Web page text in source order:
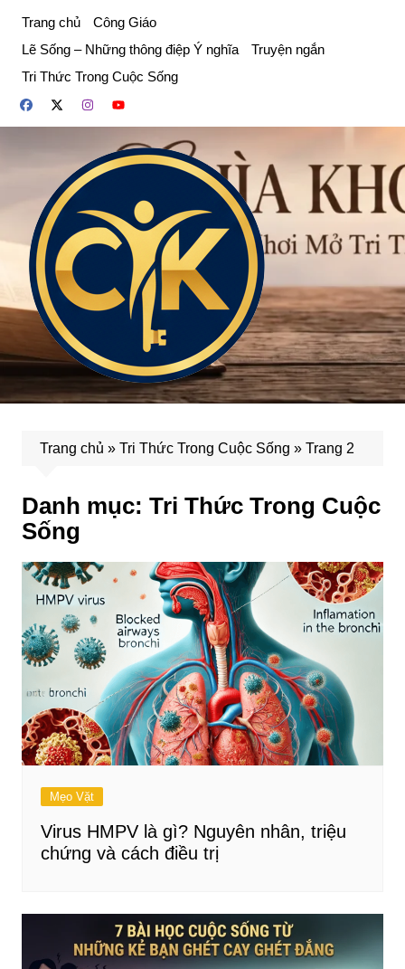
phần
dung
Trang chủ
Công Giáo
Lẽ Sống – Những thông điệp Ý nghĩa
Truyện ngắn
Tri Thức Trong Cuộc Sống
Trang chủ » Tri Thức Trong Cuộc Sống » Trang 2
Danh mục: Tri Thức Trong Cuộc
Sống
Mẹo Vặt
Virus HMPV là gì? Nguyên nhân, triệu
chứng và cách điều trị